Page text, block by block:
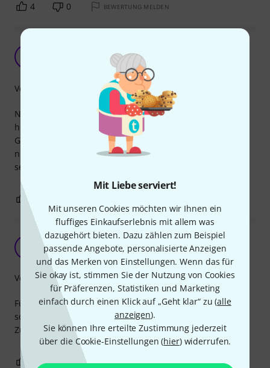
Mit Liebe serviert!
Mit unseren Cookies möchten wir Ihnen ein
fluffiges Einkaufserlebnis mit allem was
dazugehört bieten. Dazu zählen zum Beispiel
passende Angebote, personalisierte Anzeigen
und das Merken von Einstellungen. Wenn das für
Sie okay ist, stimmen Sie der Nutzung von Cookies
für Präferenzen, Statistiken und Marketing
einfach durch einen Klick auf „Geht klar“ zu (alle
anzeigen).
Sie können Ihre erteilte Zustimmung jederzeit
über die Cookie-Einstellungen (hier) widerrufen.
4 0 BEWERTUNG MELDEN
André d. Musiker 09.04.2025
Nutze dieses System für meinen Genos 2 und bin
hochzufrieden! Habe es allerdings nur im Home Studio in
Gebrauch aber da hinterlässt dieses Speakersystem, nicht
nur vom Sound sondern auch von der Verarbeitung, einen
sehr guten Eindruck.
Verarbeitung
Keyboard Jürgen 01.12.2020
Für den Homebetrieb ausreichend, für die Bühne zu
schwach. Gut verarbeitet und formschön. Für das Arbeiten
Zuhause eine wunderbare Ergänzung zum Genos.
Verarbeitung
0 BEWERTUNG MELDEN